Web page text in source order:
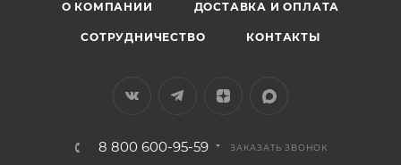
О КОМПАНИИ ДОСТАВКА И ОПЛАТА
СОТРУДНИЧЕСТВО КОНТАКТЫ
8 800 600-95-59 ЗАКАЗАТЬ ЗВОНОК